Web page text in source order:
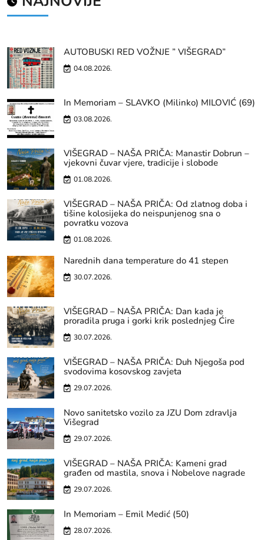
AUTOBUSKI RED VOŽNJE ” VIŠEGRAD”
04.08.2026.
In Memoriam – SLAVKO (Milinko) MILOVIĆ (69)
03.08.2026.
VIŠEGRAD – NAŠA PRIČA: Manastir Dobrun –
vjekovni čuvar vjere, tradicije i slobode
01.08.2026.
VIŠEGRAD – NAŠA PRIČA: Od zlatnog doba i
tišine kolosijeka do neispunjenog sna o
povratku vozova
01.08.2026.
Narednih dana temperature do 41 stepen
30.07.2026.
VIŠEGRAD – NAŠA PRIČA: Dan kada je
proradila pruga i gorki krik poslednjeg Ćire
30.07.2026.
VIŠEGRAD – NAŠA PRIČA: Duh Njegoša pod
svodovima kosovskog zavjeta
29.07.2026.
Novo sanitetsko vozilo za JZU Dom zdravlja
Višegrad
29.07.2026.
VIŠEGRAD – NAŠA PRIČA: Kameni grad
građen od mastila, snova i Nobelove nagrade
29.07.2026.
In Memoriam – Emil Medić (50)
28.07.2026.